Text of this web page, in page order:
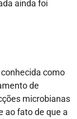
ainda foi
como
de
microbianas
ao fato de que a